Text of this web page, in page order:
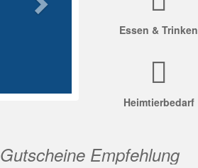
Essen & Trinken
Heimtierbedarf
Gutscheine Empfehlung